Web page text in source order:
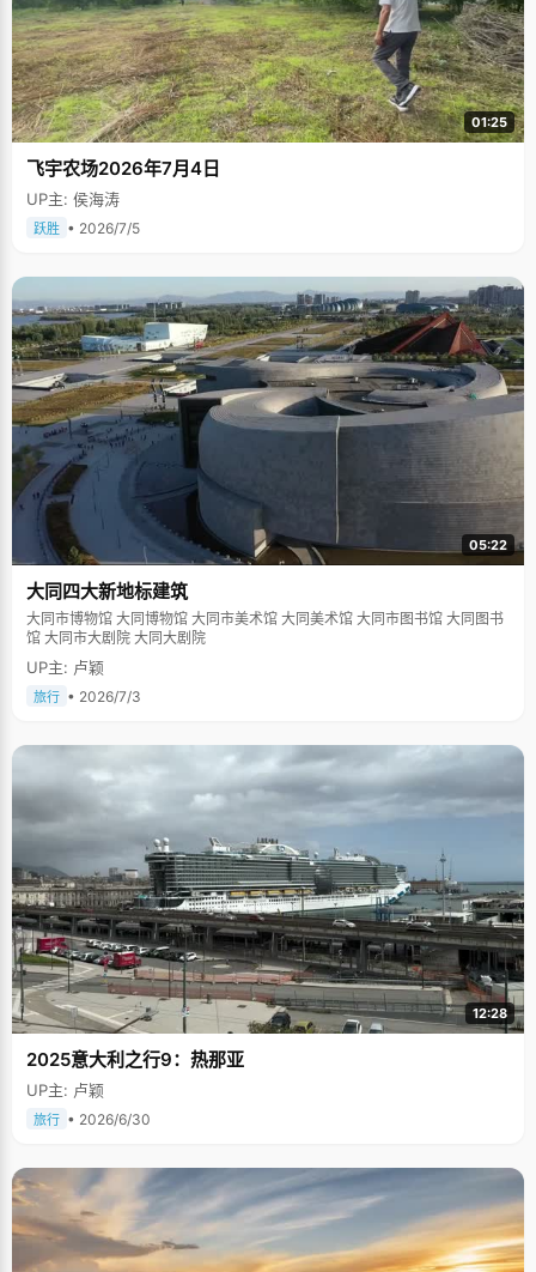
01:25
飞宇农场2026年7月4日
UP主: 侯海涛
跃胜 • 2026/7/5
05:22
大同四大新地标建筑
大同市博物馆 大同博物馆 大同市美术馆 大同美术馆 大同市图书馆 大同图书
馆 大同市大剧院 大同大剧院
UP主: 卢颖
旅行 • 2026/7/3
12:28
2025意大利之行9：热那亚
UP主: 卢颖
旅行 • 2026/6/30